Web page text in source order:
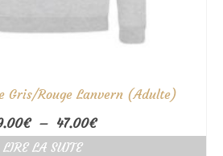
Gris/Rouge Lanvern (Adulte)
€ – 47.00€Plage
de
LIRE LA SUITE